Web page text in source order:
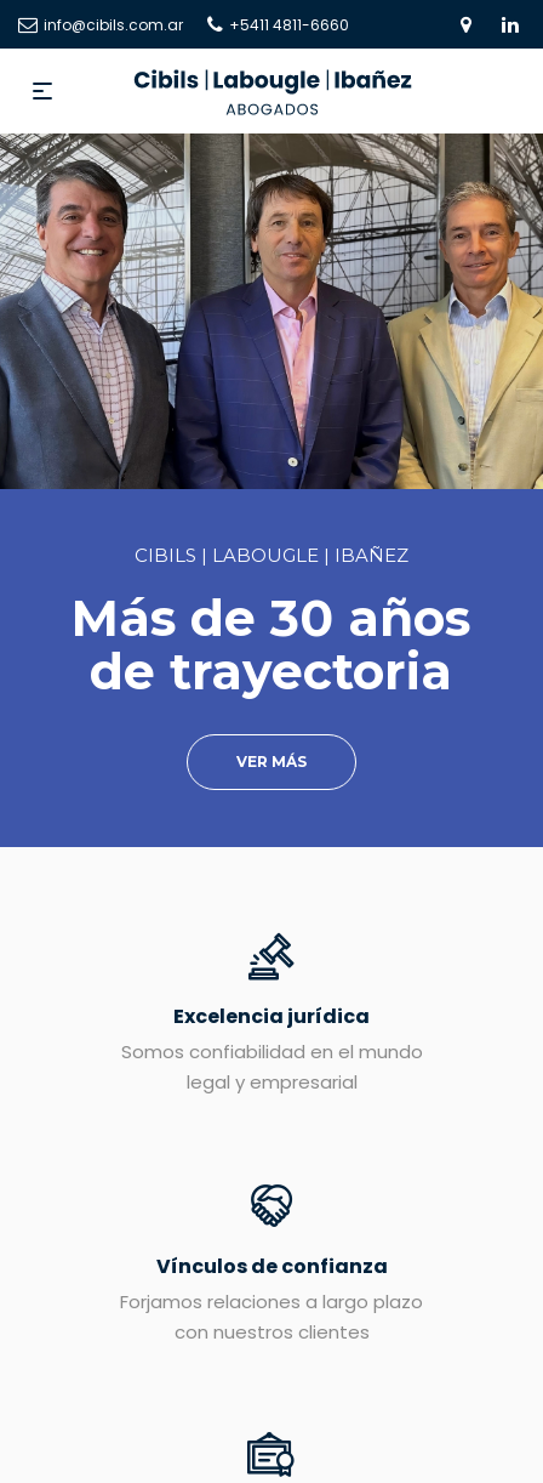
info@cibils.com.ar +5411 4811-6660
VER MÁS
CIBILS | LABOUGLE | IBAÑEZ
Más de 30 años
de trayectoria
Excelencia jurídica
Somos confiabilidad en el mundo
legal y empresarial
Vínculos de confianza
Forjamos relaciones a largo plazo
con nuestros clientes